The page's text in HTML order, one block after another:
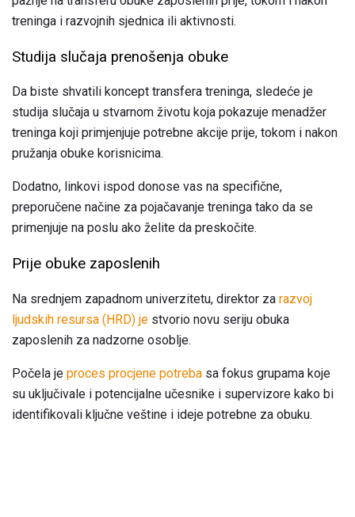
treninga i razvojnih sjednica ili aktivnosti.
Studija slučaja prenošenja obuke
Da biste shvatili koncept transfera treninga, sledeće je
studija slučaja u stvarnom životu koja pokazuje menadžer
treninga koji primjenjuje potrebne akcije prije, tokom i nakon
pružanja obuke korisnicima.
Dodatno, linkovi ispod donose vas na specifične,
preporučene načine za pojačavanje treninga tako da se
primenjuje na poslu ako želite da preskočite.
Prije obuke zaposlenih
Na srednjem zapadnom univerzitetu, direktor za razvoj
ljudskih resursa (HRD) je stvorio novu seriju obuka
zaposlenih za nadzorne osoblje.
Počela je proces procjene potreba sa fokus grupama koje
su uključivale i potencijalne učesnike i supervizore kako bi
identifikovali ključne veštine i ideje potrebne za obuku.